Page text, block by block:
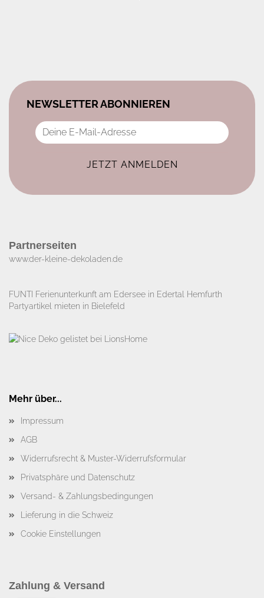
NEWSLETTER ABONNIEREN
Partnerseiten
www.der-kleine-dekoladen.de​
FUNTI Ferienunterkunft am Edersee in Edertal Hemfurth
Partyartikel mieten in Bielefeld
Mehr über...
Impressum
AGB
Widerrufsrecht & Muster-Widerrufsformular
Privatsphäre und Datenschutz
Versand- & Zahlungsbedingungen
Lieferung in die Schweiz
Cookie Einstellungen
Zahlung & Versand